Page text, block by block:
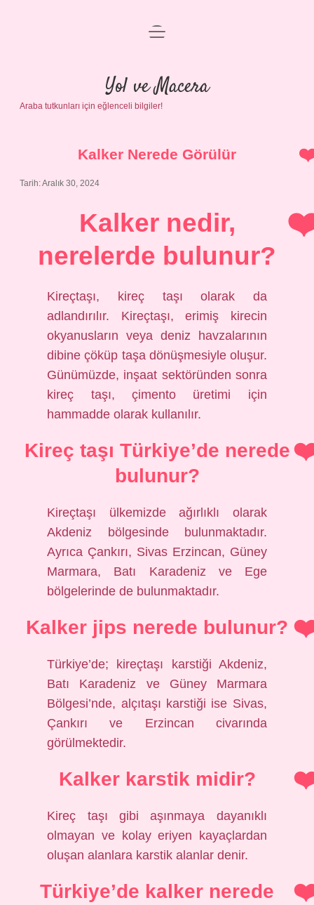
Anasayfa
Gizlilik Politikası
Yasal Uyarı
menüyü
Yol ve Macera
Araba tutkunları için eğlenceli bilgiler!
Kalker Nerede Görülür
Tarih: Aralık 30, 2024
Kalker nedir,
nerelerde bulunur?
Kireçtaşı, kireç taşı olarak da
adlandırılır. Kireçtaşı, erimiş kirecin
okyanusların veya deniz havzalarının
dibine çöküp taşa dönüşmesiyle oluşur.
Günümüzde, inşaat sektöründen sonra
kireç taşı, çimento üretimi için
hammadde olarak kullanılır.
Kireç taşı Türkiye’de nerede
bulunur?
Kireçtaşı ülkemizde ağırlıklı olarak
Akdeniz bölgesinde bulunmaktadır.
Ayrıca Çankırı, Sivas Erzincan, Güney
Marmara, Batı Karadeniz ve Ege
bölgelerinde de bulunmaktadır.
Kalker jips nerede bulunur?
Türkiye’de; kireçtaşı karstiği Akdeniz,
Batı Karadeniz ve Güney Marmara
Bölgesi’nde, alçıtaşı karstiği ise Sivas,
Çankırı ve Erzincan civarında
görülmektedir.
Kalker karstik midir?
Kireç taşı gibi aşınmaya dayanıklı
olmayan ve kolay eriyen kayaçlardan
oluşan alanlara karstik alanlar denir.
Türkiye’de kalker nerede